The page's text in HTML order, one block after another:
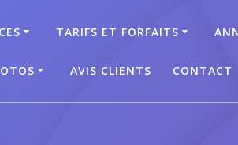
TARIFS ET FORFAITS
AVIS CLIENTS CONTACT